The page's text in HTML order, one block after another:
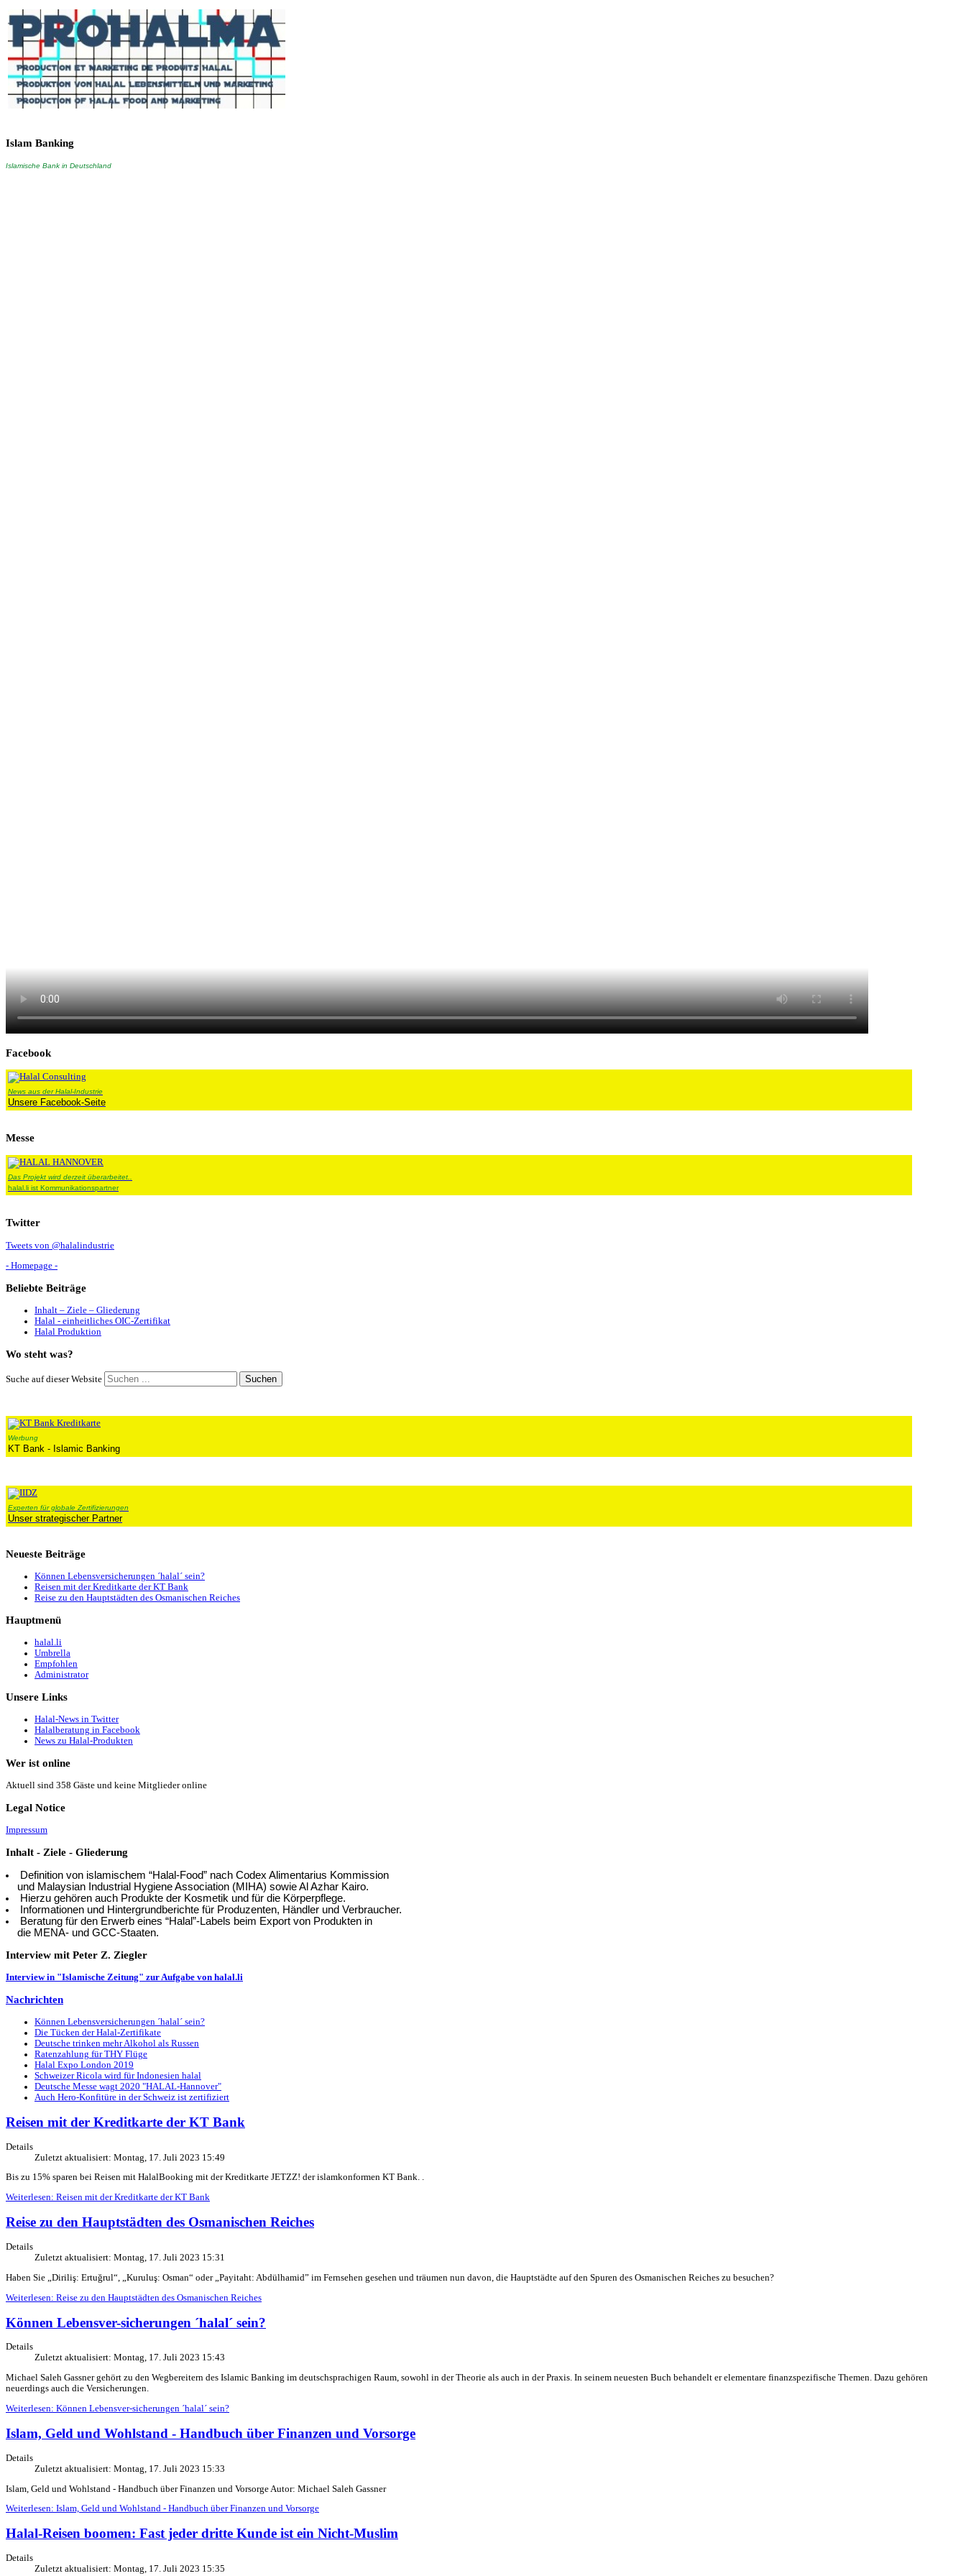
Islam Banking
Islamische Bank in Deutschland
Facebook
News aus der Halal-Industrie
Unsere Facebook-Seite
Messe
Das Projekt wird derzeit überarbeitet..
halal.li ist Kommunikationspartner
Twitter
Tweets von @halalindustrie
- Homepage -
Beliebte Beiträge
Inhalt – Ziele – Gliederung
Halal - einheitliches OIC-Zertifikat
Halal Produktion
Wo steht was?
Suche auf dieser Website Suchen
Werbung
KT Bank - Islamic Banking
Experten für globale Zertifizierungen
Unser strategischer Partner
Neueste Beiträge
Können Lebensversicherungen ´halal´ sein?
Reisen mit der Kreditkarte der KT Bank
Reise zu den Hauptstädten des Osmanischen Reiches
Hauptmenü
halal.li
Umbrella
Empfohlen
Administrator
Unsere Links
Halal-News in Twitter
Halalberatung in Facebook
News zu Halal-Produkten
Wer ist online
Aktuell sind 358 Gäste und keine Mitglieder online
Legal Notice
Impressum
Inhalt - Ziele - Gliederung
Definition von islamischem “Halal-Food” nach Codex Alimentarius Kommission
und Malaysian Industrial Hygiene Association (MIHA) sowie Al Azhar Kairo.
Hierzu gehören auch Produkte der Kosmetik und für die Körperpflege.
Informationen und Hintergrundberichte für Produzenten, Händler und Verbraucher.
Beratung für den Erwerb eines “Halal”-Labels beim Export von Produkten in
die MENA- und GCC-Staaten.
Interview mit Peter Z. Ziegler
Interview in "Islamische Zeitung" zur Aufgabe von halal.li
Nachrichten
Können Lebensversicherungen ´halal´ sein?
Die Tücken der Halal-Zertifikate
Deutsche trinken mehr Alkohol als Russen
Ratenzahlung für THY Flüge
Halal Expo London 2019
Schweizer Ricola wird für Indonesien halal
Deutsche Messe wagt 2020 "HALAL-Hannover"
Auch Hero-Konfitüre in der Schweiz ist zertifiziert
Reisen mit der Kreditkarte der KT Bank
Details
Zuletzt aktualisiert: Montag, 17. Juli 2023 15:49
Bis zu 15% sparen bei Reisen mit HalalBooking mit der Kreditkarte JETZZ! der islamkonformen KT Bank. .
Weiterlesen: Reisen mit der Kreditkarte der KT Bank
Reise zu den Hauptstädten des Osmanischen Reiches
Details
Zuletzt aktualisiert: Montag, 17. Juli 2023 15:31
Haben Sie „Diriliş: Ertuğrul“, „Kuruluş: Osman“ oder „Payitaht: Abdülhamid” im Fernsehen gesehen und träumen nun davon, die Hauptstädte auf den Spuren des Osmanischen Reiches zu besuchen?
Weiterlesen: Reise zu den Hauptstädten des Osmanischen Reiches
Können Lebensver-sicherungen ´halal´ sein?
Details
Zuletzt aktualisiert: Montag, 17. Juli 2023 15:43
Michael Saleh Gassner gehört zu den Wegbereitern des Islamic Banking im deutschsprachigen Raum, sowohl in der Theorie als auch in der Praxis. In seinem neuesten Buch behandelt er elementare finanzspezifische Themen. Dazu gehören
neuerdings auch die Versicherungen.
Weiterlesen: Können Lebensver-sicherungen ´halal´ sein?
Islam, Geld und Wohlstand - Handbuch über Finanzen und Vorsorge
Details
Zuletzt aktualisiert: Montag, 17. Juli 2023 15:33
Islam, Geld und Wohlstand - Handbuch über Finanzen und Vorsorge Autor: Michael Saleh Gassner
Weiterlesen: Islam, Geld und Wohlstand - Handbuch über Finanzen und Vorsorge
Halal-Reisen boomen: Fast jeder dritte Kunde ist ein Nicht-Muslim
Details
Zuletzt aktualisiert: Montag, 17. Juli 2023 15:35